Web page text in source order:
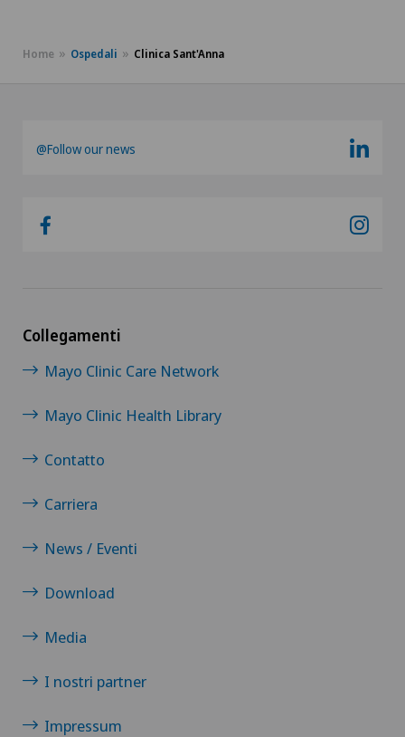
Home Ospedali Clinica Sant'Anna
@Follow our news
Collegamenti
Mayo Clinic Care Network
Mayo Clinic Health Library
Contatto
Carriera
News / Eventi
Download
Media
I nostri partner
Impressum